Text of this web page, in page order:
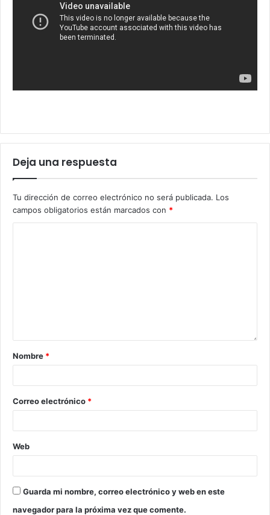
Deja una respuesta
Tu dirección de correo electrónico no será publicada. Los
campos obligatorios están marcados con *
Nombre *
Correo electrónico *
Web
Guarda mi nombre, correo electrónico y web en este
navegador para la próxima vez que comente.